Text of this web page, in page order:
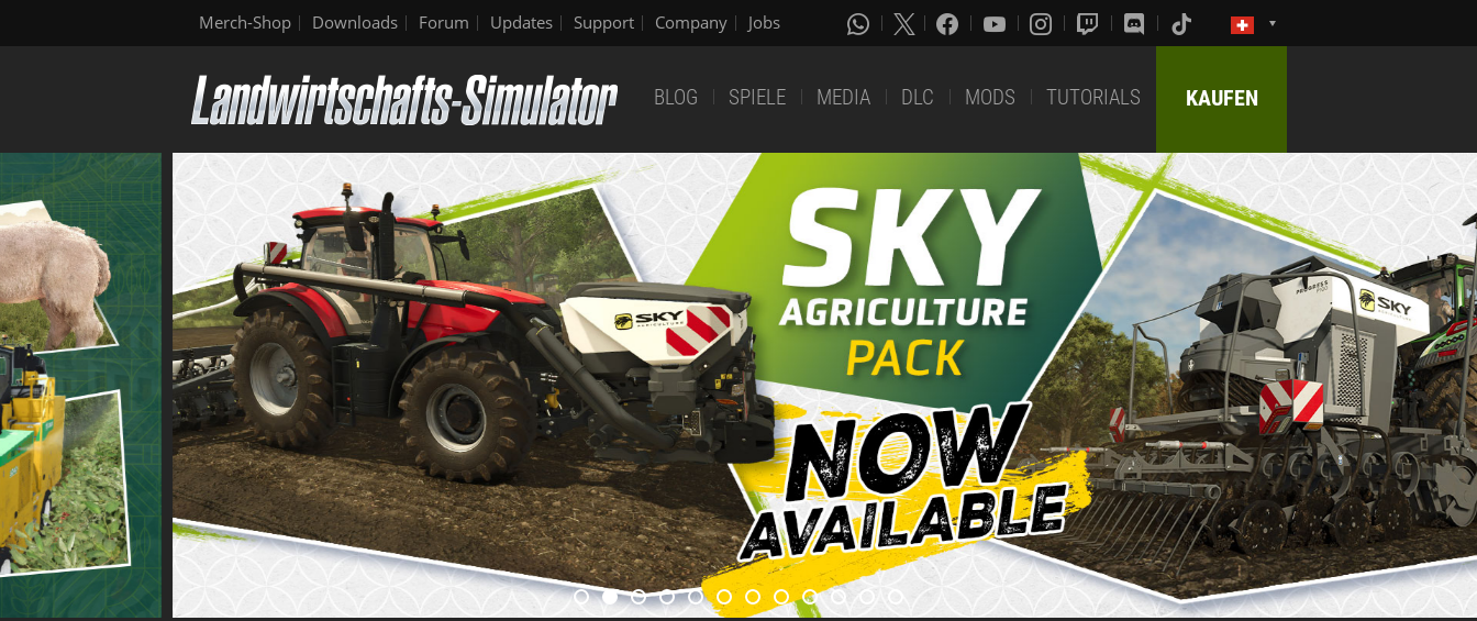
Merch-Shop Downloads Forum Updates Support Company Jobs
BLOG SPIELE MEDIA DLC MODS TUTORIALS KAUFEN